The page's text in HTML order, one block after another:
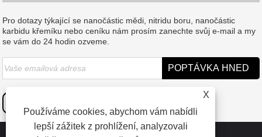
Pro dotazy týkající se nanočástic mědi, nitridu boru, nanočástic
karbidu křemíku nebo ceníku nám prosím zanechte svůj e-mail a my
se vám do 24 hodin ozveme.
X
Používáme cookies, abychom vám nabídli
lepší zážitek z prohlížení, analyzovali